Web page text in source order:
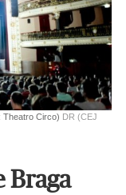
Theatro Circo) DR (CEJ
Braga